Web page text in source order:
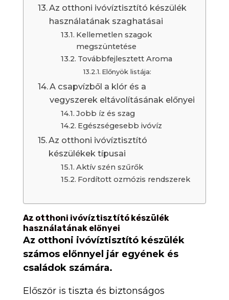
Az otthoni ivóvíztisztító készülék
használatának szaghatásai
Kellemetlen szagok
megszüntetése
Továbbfejlesztett Aroma
Előnyök listája:
A csapvízből a klór és a
vegyszerek eltávolításának előnyei
Jobb íz és szag
Egészségesebb ivóvíz
Az otthoni ivóvíztisztító
készülékek típusai
Aktív szén szűrők
Fordított ozmózis rendszerek
Az otthoni ivóvíztisztító készülék
használatának előnyei
Az otthoni ivóvíztisztító készülék
számos előnnyel jár egyének és
családok számára.
Először is tiszta és biztonságos